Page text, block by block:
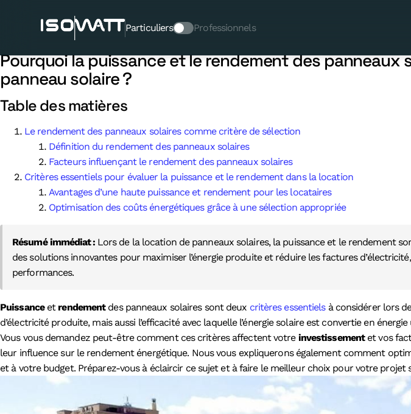
Particuliers Professionnels
Pourquoi la puissance et le rendement des
location de panneau solaire ?
Pourquoi la puissance et le rendement des
panneau solaire ?
Table des matières
Le rendement des panneaux solaires comme critère de sélection
Définition du rendement des panneaux solaires
Facteurs influençant le rendement des panneaux solaires
Critères essentiels pour évaluer la puissance et le rendement dans la location
Avantages d’une haute puissance et rendement pour les locataires
Optimisation des coûts énergétiques grâce à une sélection appropriée
Résumé immédiat : Lors de la location de panneaux solaires, la puissance et le rendement
des solutions innovantes pour maximiser l’énergie produite et réduire les factures
performances.
Puissanceet rendementdes panneaux solaires sont deux critères essentielsà considérer lors
d’électricité produite, mais aussi l’efficacité avec laquelle l’énergie solaire est convertie en
Vous vous demandez peut-être comment ces critères affectent votre investissementet vos
leur influence sur le rendement énergétique. Nous vous expliquerons également comment
et à votre budget. Préparez-vous à éclaircir ce sujet et à faire le meilleur choix pour votre projet